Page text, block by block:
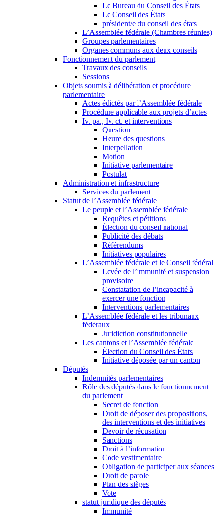
Le Bureau du Conseil des États
Le Conseil des États
président/e du conseil des états
L’Assemblée fédérale (Chambres réunies)
Groupes parlementaires
Organes communs aux deux conseils
Fonctionnement du parlement
Travaux des conseils
Sessions
Objets soumis à délibération et procédure
parlementaire
Actes édictés par l’Assemblée fédérale
Procédure applicable aux projets d’actes
Iv. pa., Iv. ct. et interventions
Question
Heure des questions
Interpellation
Motion
Initiative parlementaire
Postulat
Administration et infrastructure
Services du parlement
Statut de l’Assemblée fédérale
Le peuple et l’Assemblée fédérale
Requêtes et pétitions
Élection du conseil national
Publicité des débats
Référendums
Initiatives populaires
L’Assemblée fédérale et le Conseil fédéral
Levée de l’immunité et suspension
provisoire
Constatation de l’incapacité à
exercer une fonction
Interventions parlementaires
L’Assemblée fédérale et les tribunaux
fédéraux
Juridiction constitutionnelle
Les cantons et l’Assemblée fédérale
Élection du Conseil des États
Initiative déposée par un canton
Députés
Indemnités parlementaires
Rôle des députés dans le fonctionnement
du parlement
Secret de fonction
Droit de déposer des propositions,
des interventions et des initiatives
Devoir de récusation
Sanctions
Droit à l’information
Code vestimentaire
Obligation de participer aux séances
Droit de parole
Plan des sièges
Vote
statut juridique des députés
Immunité